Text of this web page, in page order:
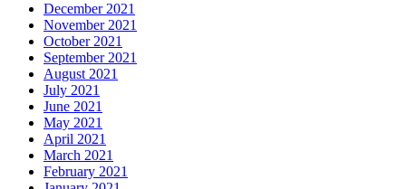
December 2021
November 2021
October 2021
September 2021
August 2021
July 2021
June 2021
May 2021
April 2021
March 2021
February 2021